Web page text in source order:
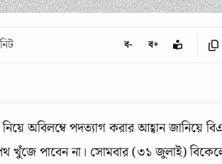
ব- ব+
অবিলম্বে পদত্যাগ করার আহ্বান জানিয়ে
পাবেন না। সোমবার (৩১ জুলাই)